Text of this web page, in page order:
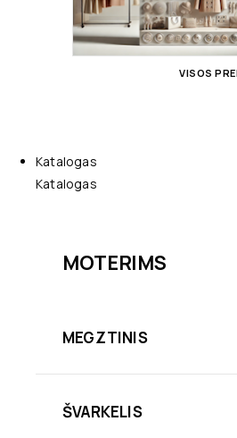
VISOS
Katalogas
Katalogas
MOTERIMS
MEGZTINIS
ŠVARKELIS